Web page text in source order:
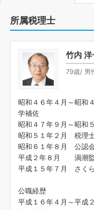
所属税理士
竹内
79歳/ 男
昭和４６年４月～昭和
学補佐
昭和４７年９月～昭和
昭和５１年２月 税理
昭和６１年８月 公認
平成２年８月 渦潮
平成１５年７月 さく
公職経歴
平成１６年４月～平成